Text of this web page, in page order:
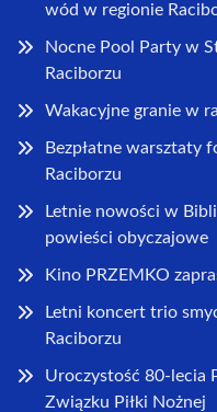
wód w regionie
Nocne Pool Party w
Raciborzu
Wakacyjne granie w
Bezpłatne warsztaty
Raciborzu
Letnie nowości w
powieści obyczajowe
Kino PRZEMKO
Letni koncert trio
Raciborzu
Uroczystość 80-lecia
Związku Piłki Nożnej